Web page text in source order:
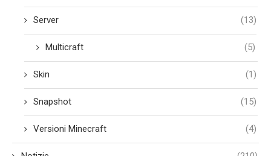
Server (13)
Multicraft (5)
Skin (1)
Snapshot (15)
Versioni Minecraft (4)